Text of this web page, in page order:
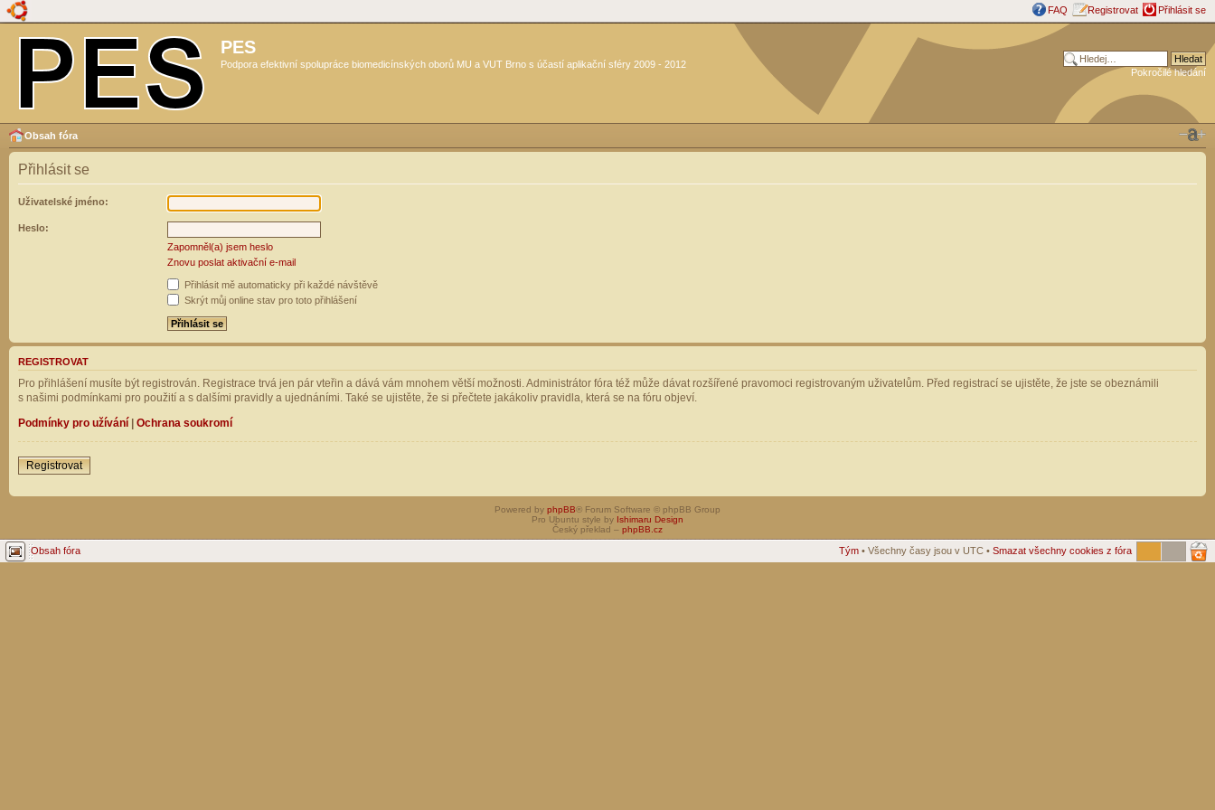
FAQ Registrovat Přihlásit se
PES
Podpora efektivní spolupráce biomedicínských oborů MU a VUT Brno s účastí aplikační sféry 2009 - 2012
Pokročilé hledání
Obsah fóra
Přihlásit se
Uživatelské jméno:
Heslo:
Zapomněl(a) jsem heslo
Znovu poslat aktivační e-mail
Přihlásit mě automaticky při každé návštěvě
Skrýt můj online stav pro toto přihlášení
REGISTROVAT
Pro přihlášení musíte být registrován. Registrace trvá jen pár vteřin a dává vám mnohem větší možnosti. Administrátor fóra též může dávat rozšířené pravomoci registrovaným uživatelům. Před registrací se ujistěte, že jste se obeznámili
s našimi podmínkami pro použití a s dalšími pravidly a ujednáními. Také se ujistěte, že si přečtete jakákoliv pravidla, která se na fóru objeví.
Podmínky pro užívání | Ochrana soukromí
Registrovat
Powered by phpBB® Forum Software © phpBB Group
Pro Ubuntu style by Ishimaru Design
Český překlad – phpBB.cz
Obsah fóra Tým • Všechny časy jsou v UTC • Smazat všechny cookies z fóra